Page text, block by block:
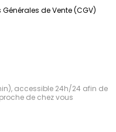
de Vente (CGV)
accessible 24h/24 afin de
de chez vous